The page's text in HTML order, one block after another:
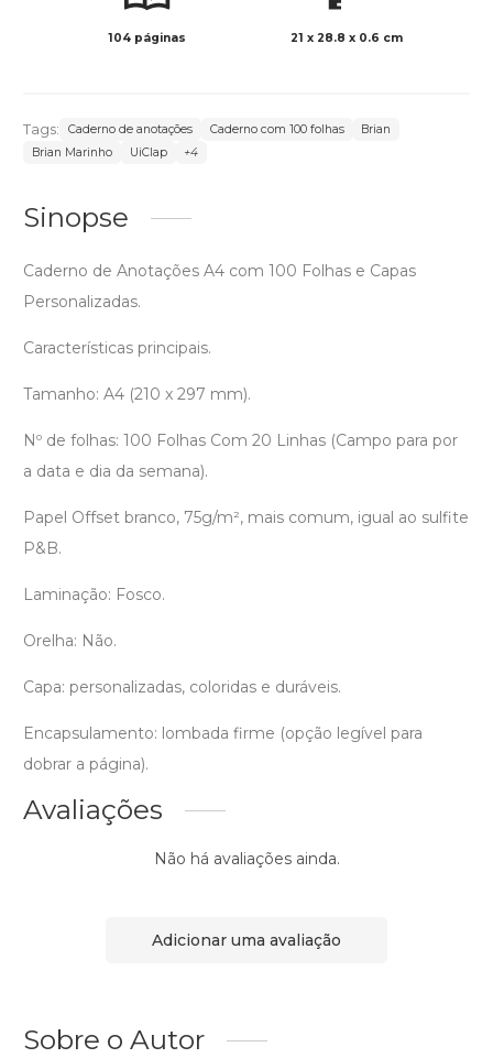
104 páginas 21 x 28.8 x 0.6 cm
Tags: Caderno de anotações Caderno com 100 folhas
Brian
Brian Marinho
UiClap +4
Sinopse
Caderno de Anotações A4 com 100 Folhas e Capas
Personalizadas.
Características principais.
Tamanho: A4 (210 x 297 mm).
Nº de folhas: 100 Folhas Com 20 Linhas (Campo para por
a data e dia da semana).
Papel Offset branco, 75g/m², mais comum, igual ao sulfite
P&B.
Laminação: Fosco.
Orelha: Não.
Capa: personalizadas, coloridas e duráveis.
Encapsulamento: lombada firme (opção legível para
dobrar a página).
Avaliações
Não há avaliações ainda.
Adicionar uma avaliação
Sobre o Autor